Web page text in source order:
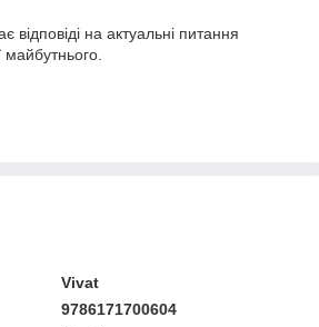
відповіді на актуальні питання
майбутнього.
Vivat
9786171700604